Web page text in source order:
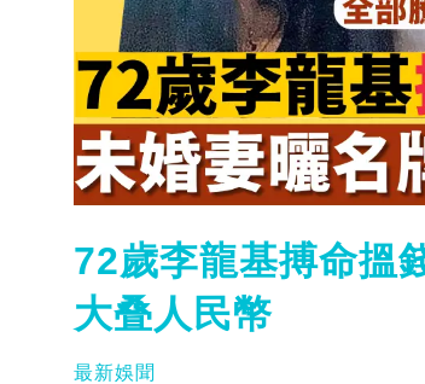
72歲李龍基搏命搵
大叠人民幣
最新娛聞